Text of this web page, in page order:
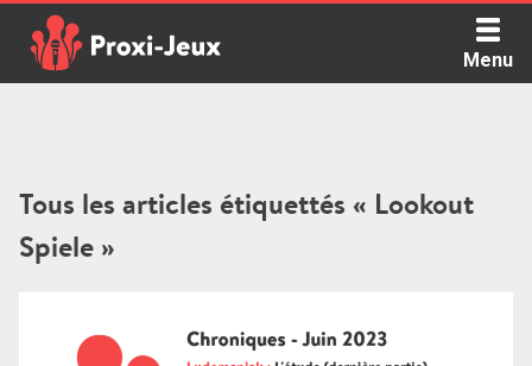
content
Menu
Tous les articles étiquettés « Lookout
Spiele »